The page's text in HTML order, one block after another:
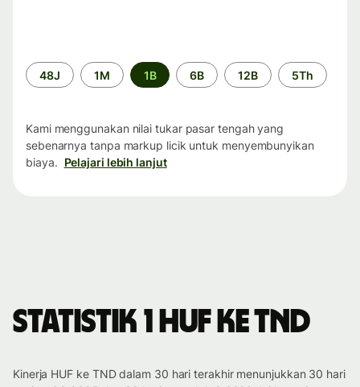
Periode
waktu
48J 1M 1B 6B 12B 5Th
Kami menggunakan nilai tukar pasar tengah yang
sebenarnya tanpa markup licik untuk menyembunyikan
biaya. Pelajari lebih lanjut
Statistik 1 HUF ke TND
Kinerja HUF ke TND dalam 30 hari terakhir menunjukkan 30 hari